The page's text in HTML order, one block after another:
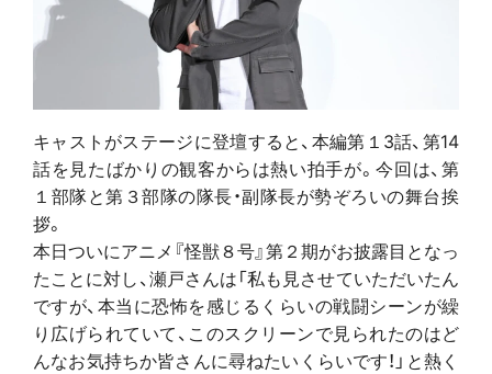
キャストがステージに登壇すると、本編第１3話、第14
話を見たばかりの観客からは熱い拍手が。今回は、第
１部隊と第３部隊の隊長・副隊長が勢ぞろいの舞台挨
拶。
本日ついにアニメ『怪獣８号』第２期がお披露目となっ
たことに対し、瀬戸さんは「私も見させていただいたん
ですが、本当に恐怖を感じるくらいの戦闘シーンが繰
り広げられていて、このスクリーンで見られたのはど
んなお気持ちか皆さんに尋ねたいくらいです！」と熱く